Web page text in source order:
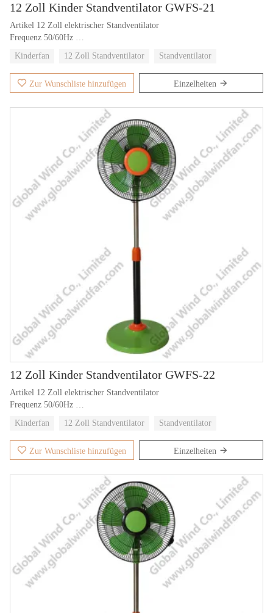
12 Zoll Kinder Standventilator GWFS-21
Artikel 12 Zoll elektrischer Standventilator
Frequenz 50/60Hz
Leistung 30W
Kinderfan 12 Zoll Standventilator Standventilator
Zur Wunschliste hinzufügen Einzelheiten
12 Zoll Kinder Standventilator GWFS-22
Artikel 12 Zoll elektrischer Standventilator
Frequenz 50/60Hz
Kinderfan 12 Zoll Standventilator Standventilator
Zur Wunschliste hinzufügen Einzelheiten